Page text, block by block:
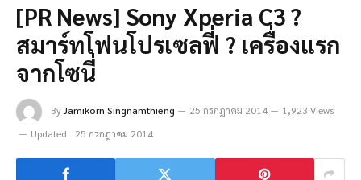
[PR News] Sony Xperia C3 ?
สมาร์ทโฟนโปรเซลฟี่ ? เครื่องแรก
จากโซนี่
ByJamikorn Singnamthieng 25 กรกฎาคม 2014
1,923 Views
Updated: 25 กรกฎาคม 2014